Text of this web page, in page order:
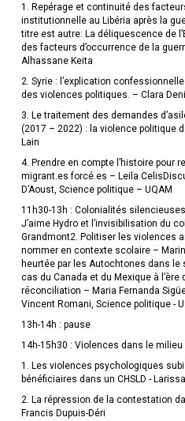
1. Repérage et continuité des
institutionnelle au Libéria après la
titre est autre: La déliquescence de
des facteurs d’occurrence de la
Alhassane Keita
2. Syrie : l’explication
des violences politiques. – Clara
3. Le traitement des demandes
(2017 – 2022) : la violence politique
Lain
4. Prendre en compte l’histoire pour
migrant.es forcé.es – Leila
D’Aoust, Science politique – UQAM
11h30-13h : Colonialités
J’aime Hydro et l’invisibilisation du
Grandmont2. Politiser les violences
nommer en contexte scolaire –
heurtée par les Autochtones dans
cas du Canada et du Mexique à
réconciliation – Maria Fernanda
Vincent Romani, Science politique -
13h-14h : pause
14h-15h30 : Violences dans le milieu
1. Les violences psychologiques
bénéficiaires dans un CHSLD -
2. La répression de la contestation
Francis Dupuis-Déri